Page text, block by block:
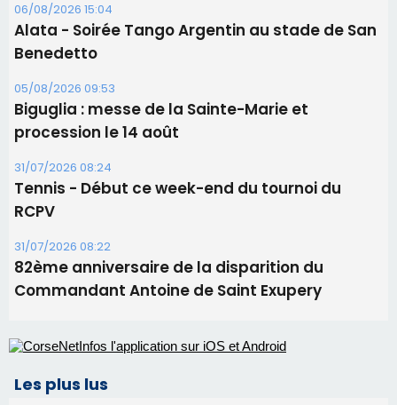
06/08/2026 15:04
Alata - Soirée Tango Argentin au stade de San
Benedetto
05/08/2026 09:53
Biguglia : messe de la Sainte-Marie et
procession le 14 août
31/07/2026 08:24
Tennis - Début ce week-end du tournoi du
RCPV
31/07/2026 08:22
82ème anniversaire de la disparition du
Commandant Antoine de Saint Exupery
Les plus lus